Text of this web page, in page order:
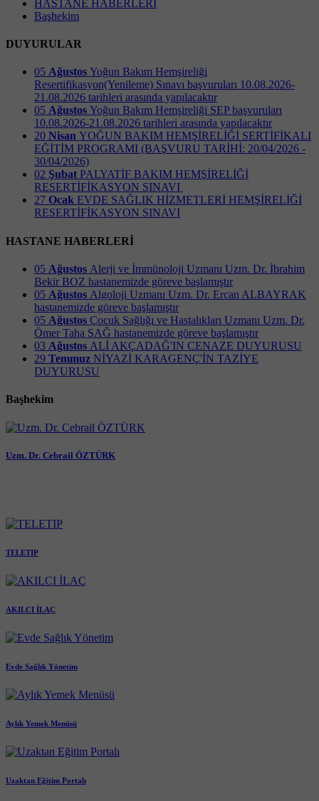
HASTANE HABERLERİ
Başhekim
DUYURULAR
05 Ağustos Yoğun Bakım Hemşireliği
Resertifikasyon(Yenileme) Sınavı başvuruları 10.08.2026-
21.08.2026 tarihleri arasında yapılacaktır
05 Ağustos Yoğun Bakım Hemşireliği SEP başvuruları
10.08.2026-21.08.2026 tarihleri arasında yapılacaktır
20 Nisan YOĞUN BAKIM HEMŞİRELİĞİ SERTİFİKALI
EĞİTİM PROGRAMI (BAŞVURU TARİHİ: 20/04/2026 -
30/04/2026)
02 Şubat PALYATİF BAKIM HEMŞİRELİĞİ
RESERTİFİKASYON SINAVI ​
27 Ocak EVDE SAĞLIK HİZMETLERİ HEMŞİRELİĞİ
RESERTİFİKASYON SINAVI
HASTANE HABERLERİ
05 Ağustos Alerji ve İmmünoloji Uzmanı Uzm. Dr. İbrahim
Bekir BOZ hastanemizde göreve başlamıştır
05 Ağustos Algoloji Uzmanı Uzm. Dr. Ercan ALBAYRAK
hastanemizde göreve başlamıştır
05 Ağustos Çocuk Sağlığı ve Hastalıkları Uzmanı Uzm. Dr.
Ömer Taha SAĞ hastanemizde göreve başlamıştır
03 Ağustos ALİ AKÇADAĞ'IN CENAZE DUYURUSU
29 Temmuz NİYAZİ KARAGENÇ'İN TAZİYE
DUYURUSU
Başhekim
Uzm. Dr. Cebrail ÖZTÜRK
TELETIP
AKILCI İLAÇ
Evde Sağlık Yönetim
Aylık Yemek Menüsü
Uzaktan Eğitim Portalı